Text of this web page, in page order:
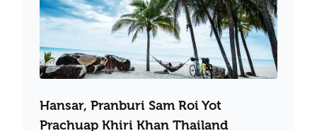
Hansar, Pranburi Sam Roi Yot
Prachuap Khiri Khan Thailand